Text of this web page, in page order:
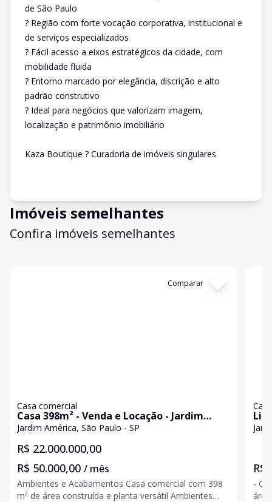
de São Paulo
? Região com forte vocação corporativa, institucional e
de serviços especializados
? Fácil acesso a eixos estratégicos da cidade, com
mobilidade fluida
? Entorno marcado por elegância, discrição e alto
padrão construtivo
? Ideal para negócios que valorizam imagem,
localização e patrimônio imobiliário
Kaza Boutique ? Curadoria de imóveis singulares
Imóveis semelhantes
Confira imóveis semelhantes
Comparar
Casa comercial
Casa 398m² - Venda e Locação - Jardim
América
Jardim América, São Paulo - SP
R$ 22.000.000,00
R$ 50.000,00 / mês
Ambientes e Acabamentos Casa comercial com 398
m² de área construída e planta versátil Ambientes
R$
-